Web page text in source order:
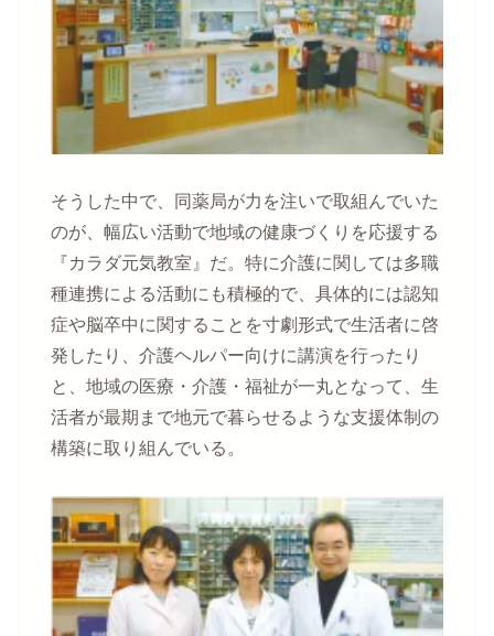
そうした中で、同薬局が力を注いで取組んでいた
のが、幅広い活動で地域の健康づくりを応援する
『カラダ元気教室』だ。特に介護に関しては多職
種連携による活動にも積極的で、具体的には認知
症や脳卒中に関することを寸劇形式で生活者に啓
発したり、介護ヘルパー向けに講演を行ったり
と、地域の医療・介護・福祉が一丸となって、生
活者が最期まで地元で暮らせるような支援体制の
構築に取り組んでいる。